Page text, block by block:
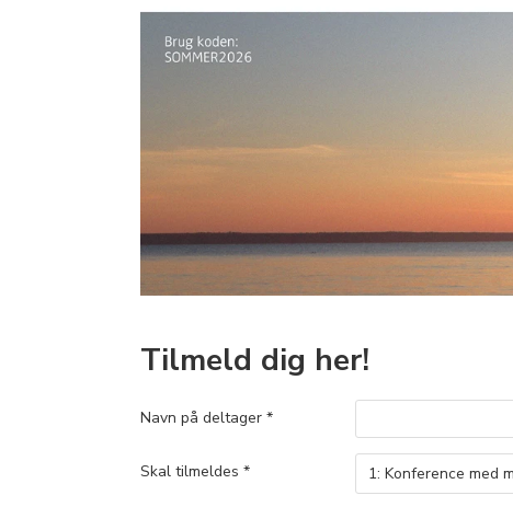
Tilmeld dig her!
Navn på deltager *
Skal tilmeldes *